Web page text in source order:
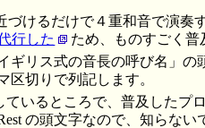
づけるだけで４重和音で演奏
行した
ため、ものすごく普
ギリス式の音長の呼び名」の
区切りで列記します。
いるところで、普及したプ
の頭文字なので、知らない